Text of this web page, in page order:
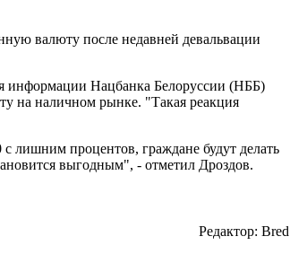
валюту после недавней девальвации
информации Нацбанка Белоруссии (НББ)
на наличном рынке. "Такая реакция
лишним процентов, граждане будут делать
выгодным", - отметил Дроздов.
Редактор: Bred